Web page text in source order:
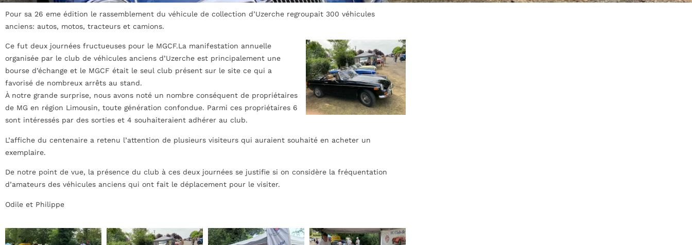
Pour sa 26 eme édition le rassemblement du véhicule de collection d’Uzerche regroupait 300 véhicules
anciens: autos, motos, tracteurs et camions.
Ce fut deux journées fructueuses pour le MGCF.La manifestation annuelle
organisée par le club de véhicules anciens d’Uzerche est principalement une
bourse d’échange et le MGCF était le seul club présent sur le site ce qui a
favorisé de nombreux arrêts au stand.
À notre grande surprise, nous avons noté un nombre conséquent de propriétaires
de MG en région Limousin, toute génération confondue. Parmi ces propriétaires 6
sont intéressés par des sorties et 4 souhaiteraient adhérer au club.
L’affiche du centenaire a retenu l’attention de plusieurs visiteurs qui auraient souhaité en acheter un
exemplaire.
De notre point de vue, la présence du club à ces deux journées se justifie si on considère la fréquentation
d’amateurs des véhicules anciens qui ont fait le déplacement pour le visiter.
Odile et Philippe